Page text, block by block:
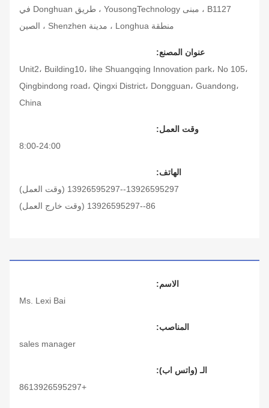
B1127 ، مبنى YousongTechnology ، طريق Donghuan في
منطقة Longhua ، مدينة Shenzhen ، الصين
عنوان المصنع:
Unit2، Building10، lihe Shuangqing Innovation park، No 105،
Qingbindong road، Qingxi District، Dongguan، Guandong،
China
وقت العمل:
8:00-24:00
الهاتف:
13926595297--13926595297 (وقت العمل)
86--13926595297 (وقت خارج العمل)
الاسم:
Ms. Lexi Bai
المناصب:
sales manager
الـ (واتس اب):
+8613926595297